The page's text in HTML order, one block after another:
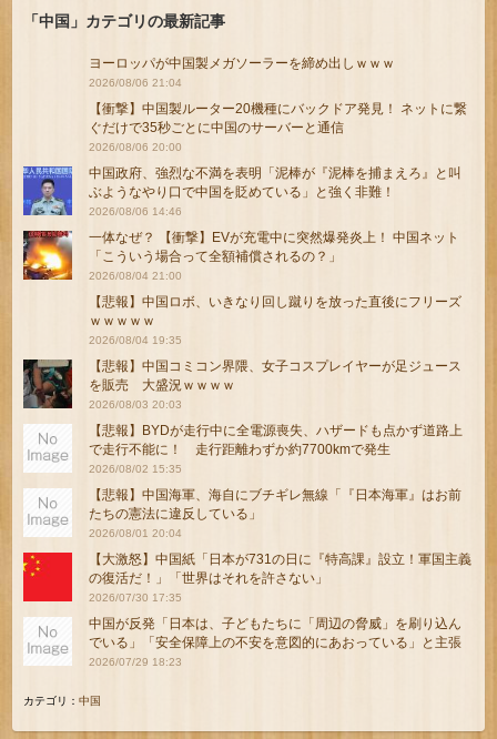
「中国」カテゴリの最新記事
ヨーロッパが中国製メガソーラーを締め出しｗｗｗ
2026/08/06 21:04
【衝撃】中国製ルーター20機種にバックドア発見！ ネットに繋
ぐだけで35秒ごとに中国のサーバーと通信
2026/08/06 20:00
中国政府、強烈な不満を表明「泥棒が『泥棒を捕まえろ』と叫
ぶようなやり口で中国を貶めている」と強く非難！
2026/08/06 14:46
一体なぜ？ 【衝撃】EVが充電中に突然爆発炎上！ 中国ネット
「こういう場合って全額補償されるの？」
2026/08/04 21:00
【悲報】中国ロボ、いきなり回し蹴りを放った直後にフリーズ
ｗｗｗｗｗ
2026/08/04 19:35
【悲報】中国コミコン界隈、女子コスプレイヤーが足ジュース
を販売 大盛況ｗｗｗｗ
2026/08/03 20:03
【悲報】BYDが走行中に全電源喪失、ハザードも点かず道路上
で走行不能に！ 走行距離わずか約7700kmで発生
2026/08/02 15:35
【悲報】中国海軍、海自にブチギレ無線「『日本海軍』はお前
たちの憲法に違反している」
2026/08/01 20:04
【大激怒】中国紙「日本が731の日に『特高課』設立！軍国主義
の復活だ！」「世界はそれを許さない」
2026/07/30 17:35
中国が反発「日本は、子どもたちに「周辺の脅威」を刷り込ん
でいる」「安全保障上の不安を意図的にあおっている」と主張
2026/07/29 18:23
カテゴリ：中国